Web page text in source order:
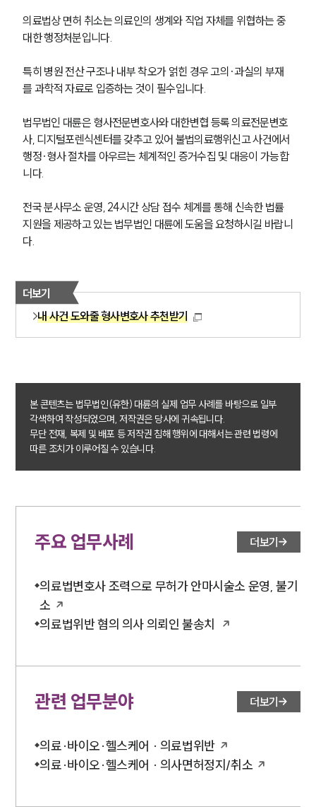
업무분야
형사전문변호사
언론보도
공지사항
대륜법률상담예약
의료법상 면허 취소는 의료인의 생계와 직업 자체를 위협하는 중
대한 행정처분입니다.
특히 병원 전산 구조나 내부 착오가 얽힌 경우 고의·과실의 부재
를 과학적 자료로 입증하는 것이 필수입니다.
법무법인 대륜은 형사전문변호사와 대한변협 등록 의료전문변호
사, 디지털포렌식센터를 갖추고 있어 불법의료행위신고 사건에서
행정·형사 절차를 아우르는 체계적인 증거수집 및 대응이 가능합
니다.
전국 분사무소 운영, 24시간 상담 접수 체계를 통해 신속한 법률
지원을 제공하고 있는 법무법인 대륜에 도움을 요청하시길 바랍니
다.
더보기
내 사건 도와줄 형사변호사 추천받기
본 콘텐츠는 법무법인(유한) 대륜의 실제 업무 사례를 바탕으로 일부
각색하여 작성되었으며, 저작권은 당사에 귀속됩니다.
무단 전재, 복제 및 배포 등 저작권 침해 행위에 대해서는 관련 법령에
따른 조치가 이루어질 수 있습니다.
주요 업무사례 더보기
의료법변호사 조력으로 무허가 안마시술소 운영, 불기
소
의료법위반 혐의 의사 의뢰인 불송치
관련 업무분야 더보기
의료·바이오·헬스케어 · 의료법위반
의료·바이오·헬스케어 · 의사면허정지/취소